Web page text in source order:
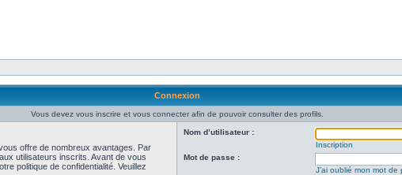
Connexion
Vous devez vous inscrire et vous connecter afin de pouvoir consulter des profils.
offre de nombreux avantages. Par
utilisateurs inscrits. Avant de vous
politique de confidentialité. Veuillez
Nom d’utilisateur :
Inscription
Mot de passe :
J’ai oublié mon mot de